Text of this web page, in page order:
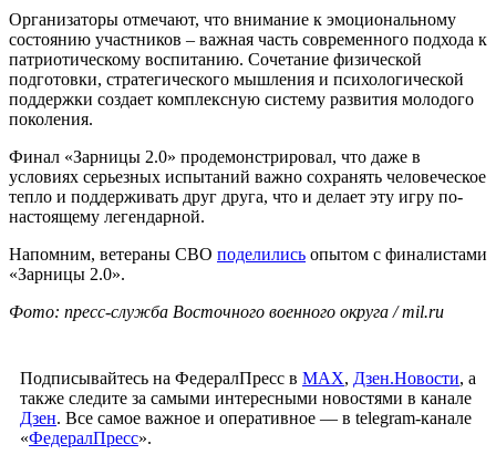
Организаторы отмечают, что внимание к эмоциональному
состоянию участников – важная часть современного подхода к
патриотическому воспитанию. Сочетание физической
подготовки, стратегического мышления и психологической
поддержки создает комплексную систему развития молодого
поколения.
Финал «Зарницы 2.0» продемонстрировал, что даже в
условиях серьезных испытаний важно сохранять человеческое
тепло и поддерживать друг друга, что и делает эту игру по-
настоящему легендарной.
Напомним, ветераны СВО поделились опытом с финалистами
«Зарницы 2.0».
Фото: пресс-служба Восточного военного округа / mil.ru
Подписывайтесь на ФедералПресс в МАХ, Дзен.Новости, а
также следите за самыми интересными новостями в канале
Дзен. Все самое важное и оперативное — в telegram-канале
«ФедералПресс».